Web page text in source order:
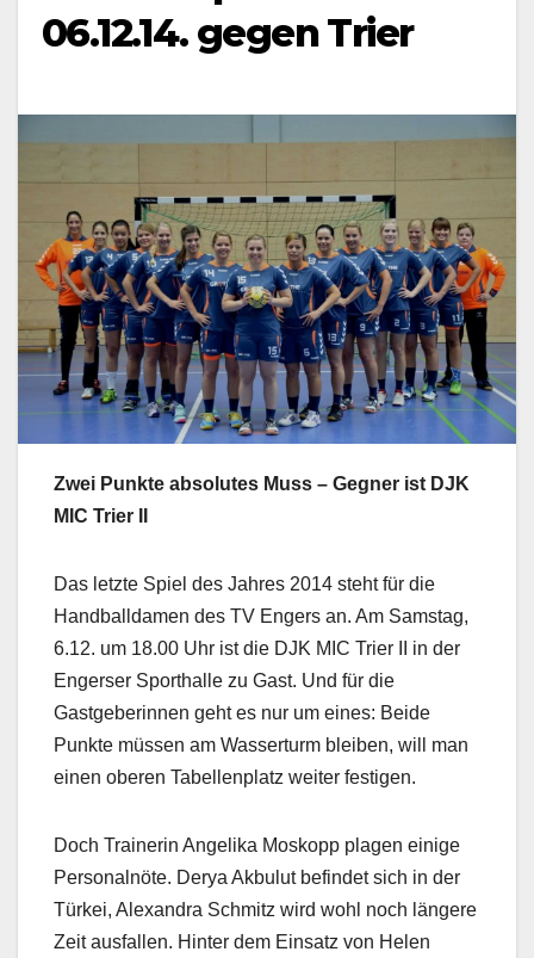
06.12.14. gegen Trier
Zwei Punkte absolutes Muss – Gegner ist DJK
MIC Trier II
Das letzte Spiel des Jahres 2014 steht für die
Handballdamen des TV Engers an. Am Samstag,
6.12. um 18.00 Uhr ist die DJK MIC Trier II in der
Engerser Sporthalle zu Gast. Und für die
Gastgeberinnen geht es nur um eines: Beide
Punkte müssen am Wasserturm bleiben, will man
einen oberen Tabellenplatz weiter festigen.
Doch Trainerin Angelika Moskopp plagen einige
Personalnöte. Derya Akbulut befindet sich in der
Türkei, Alexandra Schmitz wird wohl noch längere
Zeit ausfallen. Hinter dem Einsatz von Helen